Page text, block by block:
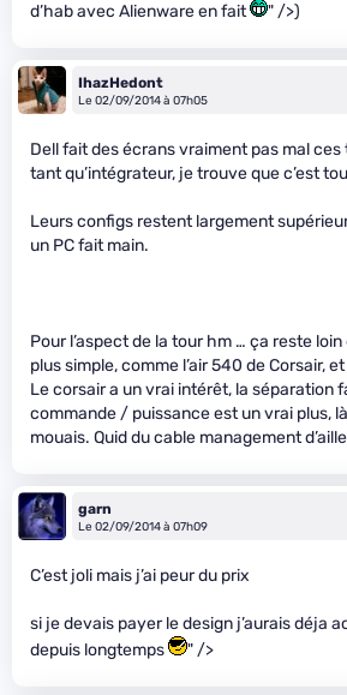
d’hab avec Alienware en fait
" />)
IhazHedont
Le 02/09/2014 à 07h05
Dell fait des écrans vraiment pas mal
tant qu’intégrateur, je trouve que c’est
Leurs configs restent largement
un PC fait main.
Pour l’aspect de la tour hm … ça reste
plus simple, comme l’air 540 de Corsair,
Le corsair a un vrai intérêt, la séparation
commande / puissance est un vrai plus,
mouais. Quid du cable management
garn
Le 02/09/2014 à 07h09
C’est joli mais j’ai peur du prix
si je devais payer le design j’aurais déja
depuis longtemps
" />